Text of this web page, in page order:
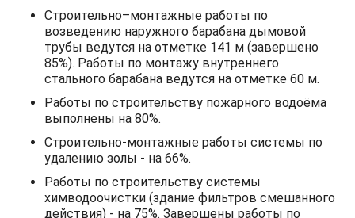
Строительно–монтажные работы по
возведению наружного барабана дымовой
трубы ведутся на отметке 141 м (завершено
85%). Работы по монтажу внутреннего
стального барабана ведутся на отметке 60 м.
Работы по строительству пожарного водоёма
выполнены на 80%.
Строительно-монтажные работы системы по
удалению золы - на 66%.
Работы по строительству системы
химводоочистки (здание фильтров смешанного
действия) - на 75%. Завершены работы по